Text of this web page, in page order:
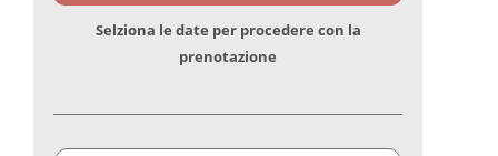
Selziona le date per procedere con la
prenotazione